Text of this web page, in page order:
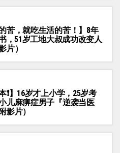
苦，就吃生活的苦！】8年
，51岁工地大叔成功改变人
片）
❗】16岁才上小学，25岁考
儿麻痹症男子『逆袭当医
影片）